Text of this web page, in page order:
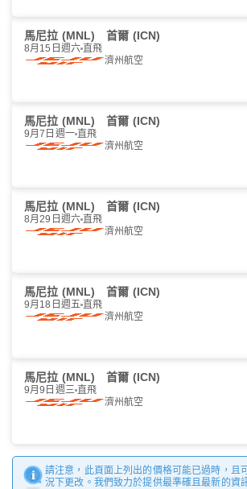
馬尼拉 (MNL) 首爾 (ICN)
8月15日週六 直飛
濟州航空
馬尼拉 (MNL) 首爾 (ICN)
9月7日週一 直飛
濟州航空
馬尼拉 (MNL) 首爾 (ICN)
8月29日週六 直飛
濟州航空
馬尼拉 (MNL) 首爾 (ICN)
9月18日週五 直飛
濟州航空
馬尼拉 (MNL) 首爾 (ICN)
9月9日週三 直飛
濟州航空
請注意，此頁面上列出的價格可能已過時，且
況下更改。我們致力於提供最準確且最新的資